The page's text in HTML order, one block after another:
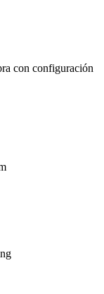
con configuración